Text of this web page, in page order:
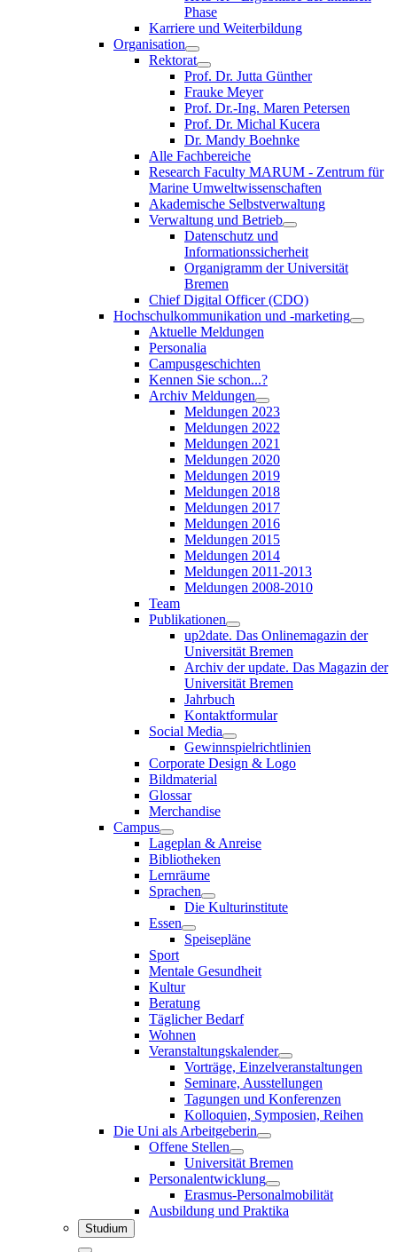
Phase
Karriere und Weiterbildung
Organisation
Rektorat
Prof. Dr. Jutta Günther
Frauke Meyer
Prof. Dr.-Ing. Maren Petersen
Prof. Dr. Michal Kucera
Dr. Mandy Boehnke
Alle Fachbereiche
Research Faculty MARUM - Zentrum für
Marine Umweltwissenschaften
Akademische Selbstverwaltung
Verwaltung und Betrieb
Datenschutz und
Informationssicherheit
Organigramm der Universität
Bremen
Chief Digital Officer (CDO)
Hochschulkommunikation und -marketing
Aktuelle Meldungen
Personalia
Campusgeschichten
Kennen Sie schon...?
Archiv Meldungen
Meldungen 2023
Meldungen 2022
Meldungen 2021
Meldungen 2020
Meldungen 2019
Meldungen 2018
Meldungen 2017
Meldungen 2016
Meldungen 2015
Meldungen 2014
Meldungen 2011-2013
Meldungen 2008-2010
Team
Publikationen
up2date. Das Onlinemagazin der
Universität Bremen
Archiv der update. Das Magazin der
Universität Bremen
Jahrbuch
Kontaktformular
Social Media
Gewinnspielrichtlinien
Corporate Design & Logo
Bildmaterial
Glossar
Merchandise
Campus
Lageplan & Anreise
Bibliotheken
Lernräume
Sprachen
Die Kulturinstitute
Essen
Speisepläne
Sport
Mentale Gesundheit
Kultur
Beratung
Täglicher Bedarf
Wohnen
Veranstaltungskalender
Vorträge, Einzelveranstaltungen
Seminare, Ausstellungen
Tagungen und Konferenzen
Kolloquien, Symposien, Reihen
Die Uni als Arbeitgeberin
Offene Stellen
Universität Bremen
Personalentwicklung
Erasmus-Personalmobilität
Ausbildung und Praktika
Studium